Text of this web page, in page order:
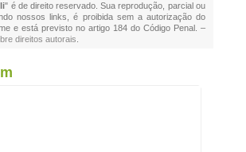
" é de direito reservado. Sua reprodução, parcial ou
nossos links, é proibida sem a autorização do
e está previsto no artigo 184 do Código Penal. –
direitos autorais